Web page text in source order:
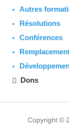
Autres
Résolutions
Conférences
Dons
Copyright ©